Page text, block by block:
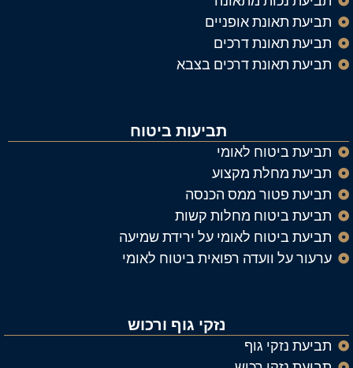
תביעת תאונת אופניים
תביעת תאונת דרכים
תביעת תאונת דרכים בצבא
תביעות ביטוח
תביעת ביטוח לאומי
תביעת מחלת מקצוע
תביעת פטור ממס הכנסה
תביעת ביטוח מחלות קשות
תביעת ביטוח לאומי על ירידת שמיעה
ערעור על וועדה רפואית ביטוח לאומי
נזקי גוף ורכוש
תביעת נזקי גוף